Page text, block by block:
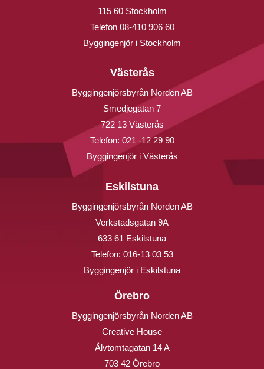
115 60 Stockholm
Telefon 08-410 906 60
Byggingenjör i Stockholm
Västerås
Byggingenjörsbyrån Norden AB
Smedjegatan 7
722 13 Västerås
Telefon: 021 -12 29 90
Byggingenjör i Västerås
Eskilstuna
Byggingenjörsbyrån Norden AB
Verkstadsgatan 9A
633 61 Eskilstuna
Telefon: 016-13 03 53
Byggingenjör i Eskilstuna
Örebro
Byggingenjörsbyrån Norden AB
Creative House
Älvtomtagatan 14 A
703 42 Örebro